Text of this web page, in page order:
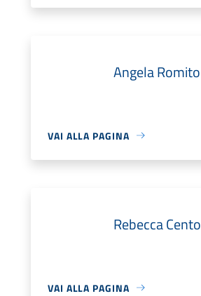
Angela Romito
VAI ALLA PAGINA
Rebecca Cento
VAI ALLA PAGINA